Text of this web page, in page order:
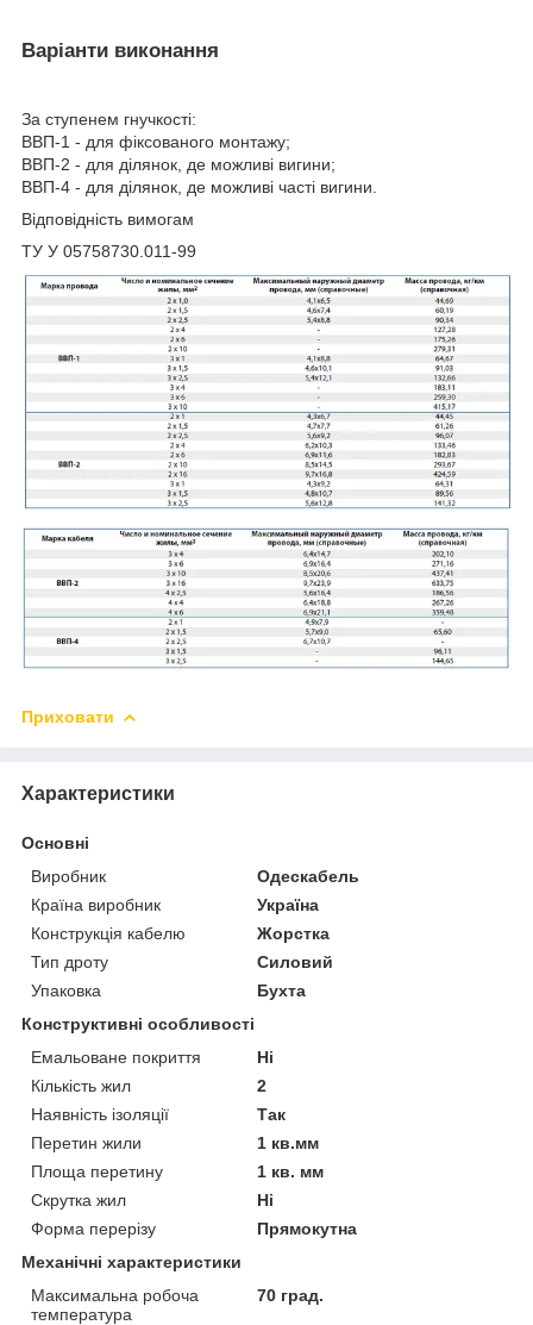
Варіанти виконання
За ступенем гнучкості:
ВВП-1 - для фіксованого монтажу;
ВВП-2 - для ділянок, де можливі вигини;
ВВП-4 - для ділянок, де можливі часті вигини.
Відповідність вимогам
ТУ У 05758730.011-99
Приховати
Характеристики
Основні
Виробник
Одескабель
Країна виробник
Україна
Конструкція кабелю
Жорстка
Тип дроту
Силовий
Упаковка
Бухта
Конструктивні особливості
Емальоване покриття
Ні
Кількість жил
2
Наявність ізоляції
Так
Перетин жили
1 кв.мм
Площа перетину
1 кв. мм
Скрутка жил
Ні
Форма перерізу
Прямокутна
Механічні характеристики
Максимальна робоча
температура
70 град.